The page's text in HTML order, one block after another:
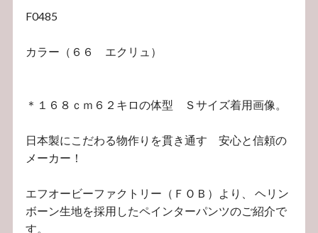
F0485
カラー（６６ エクリュ）
＊１６８ｃｍ６２キロの体型 Ｓサイズ着用画像。
日本製にこだわる物作りを貫き通す 安心と信頼の
メーカー！
エフオービーファクトリー（ＦＯＢ）より、 ヘリン
ボーン生地を採用したペインターパンツのご紹介で
す。